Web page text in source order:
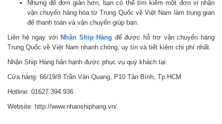
Nhưng để đơn giản hơn, bạn có thể tìm kiếm một đơn vị nhận
vận chuyển hàng hóa từ Trung Quốc về Việt Nam làm trung gian
để thanh toán và vận chuyển giúp bạn.
Liên hệ ngay với Nhận Ship Hàng để được hỗ trợ vận chuyển hàng
Trung Quốc về Việt Nam nhanh chóng, uy tín và tiết kiệm chi phí nhất.
Nhận Ship Hàng hân hạnh được phục vụ quý khách tại:
Cửa hàng: 66/19/8 Trần Văn Quang, P10 Tân Bình, Tp.HCM
Hotline: 01627.394.936
Website: http://www.nhanshiphang.vn/